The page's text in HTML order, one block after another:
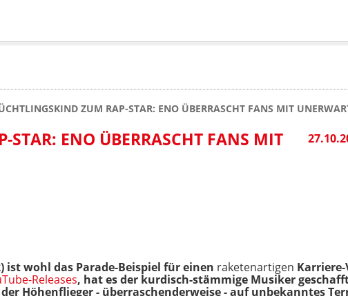
ZUM RAP-STAR: ENO ÜBERRASCHT FANS MIT
ENO ÜBERRASCHT FANS MIT
ist wohl das Parade-Beispiel für einen raketenartigen
Releases, hat es der kurdisch-stämmige Musiker
Höhenflieger - überraschenderweise - auf unbekanntes